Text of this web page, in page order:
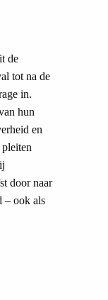
de
tot na de
in.
hun
en
door naar
– ook als